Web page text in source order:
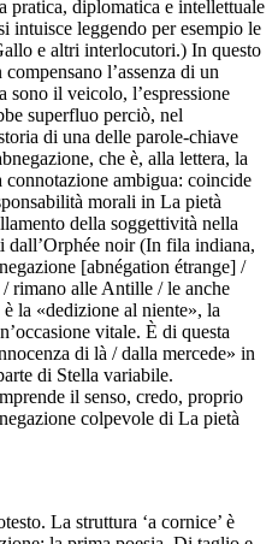
pratica, diplomatica e intellettuale
intuisce leggendo per esempio le
e altri interlocutori.) In questo
l’assenza di un
sono il veicolo, l’espressione
superfluo perciò, nel
di una delle parole-chiave
, che è, alla lettera, la
connotazione ambigua: coincide
morali in La pietà
della soggettività nella
dall’Orphée noir (In fila indiana,
[abnégation étrange] /
rimano alle Antille / le anche
la «dedizione al niente», la
vitale. È di questa
di là / dalla mercede» in
di Stella variabile.
il senso, credo, proprio
colpevole di La pietà
La struttura ‘a cornice’ è